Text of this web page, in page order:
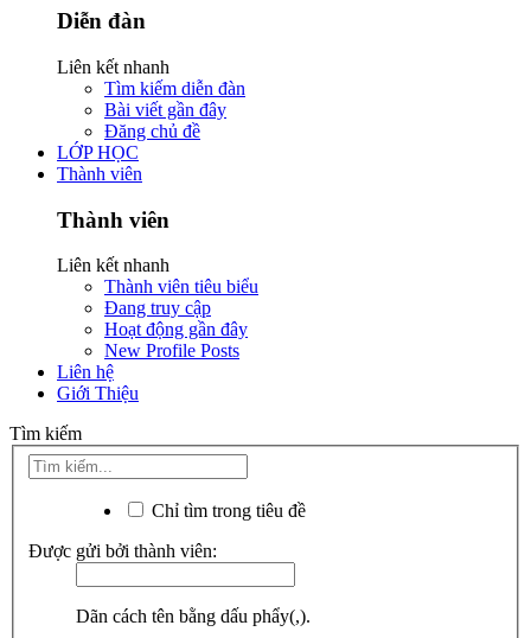
Diễn đàn
Liên kết nhanh
Tìm kiếm diễn đàn
Bài viết gần đây
Đăng chủ đề
LỚP HỌC
Thành viên
Thành viên
Liên kết nhanh
Thành viên tiêu biểu
Đang truy cập
Hoạt động gần đây
New Profile Posts
Liên hệ
Giới Thiệu
Tìm kiếm
Chỉ tìm trong tiêu đề
Được gửi bởi thành viên:
Dãn cách tên bằng dấu phẩy(,).